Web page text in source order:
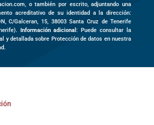
o también por escrito, adjuntando una
acreditativo de su identidad a la dirección:
C/Galceran, 15, 38003Santa Cruz de Tenerife
.Información adicional: Puede consultar la
y detallada sobre Protección de datos en nuestra